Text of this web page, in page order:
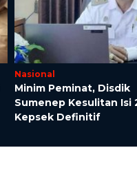
Nasional
Minim Peminat, Disdik
Sumenep Kesulitan Isi
Kepsek Definitif